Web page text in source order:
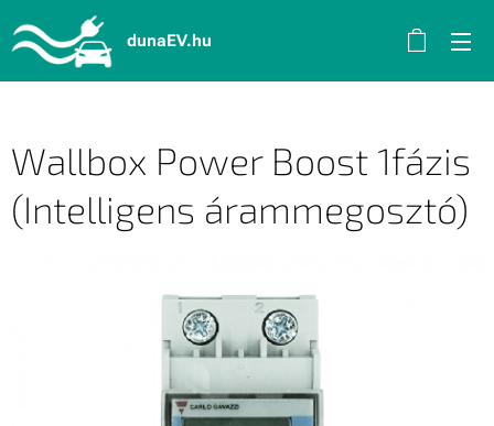
dunaEV.hu
Wallbox Power Boost 1fázis
(Intelligens árammegosztó)